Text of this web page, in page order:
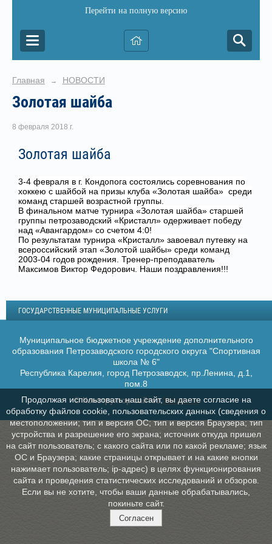
Перейти на полную версию
Главная → НОВОСТИ
Золотая шайба
8 февраля 2018 г.
Золотая шайба
3-4 февраля в г. Кондопога состоялись соревнования по
хоккею с шайбой на призы клуба «Золотая шайба» среди
команд старшей возрастной группы.
В финальном матче турнира «Золотая шайба» старшей
группы петрозаводский «Кристалл» одерживает победу
над «Авангардом» со счетом 4:0!
По результатам турнира «Кристалл» завоевал путевку на
всероссийский этап «Золотой шайбы» среди команд
2003-04 годов рождения. Тренер-преподаватель
Максимов Виктор Федорович. Наши поздравления!!!
ГОСУДАРСТВЕННЫЕ МУНИЦИПАЛЬНЫЕ УСЛУГИ
Муниципальное бюджетное учреждение дополнительного
образования Петрозаводского городского округа "Спортивная
школа № 6"
Республика Карелия, город Петрозаводск, пр.Ленина, д.1,
пом.8
© Конструктор сайтовNubex.ru
Продолжая использовать наш сайт, вы даете согласие на
обработку файлов cookie, пользовательских данных (сведения о
местоположении; тип и версия ОС; тип и версия Браузера; тип
устройства и разрешение его экрана; источник откуда пришел
на сайт пользователь; с какого сайта или по какой рекламе; язык
ОС и Браузера; какие страницы открывает и на какие кнопки
нажимает пользователь; ip-адрес) в целях функционирования
сайта и проведения статистических исследований и обзоров.
Если вы не хотите, чтобы ваши данные обрабатывались,
покиньте сайт.
Согласен